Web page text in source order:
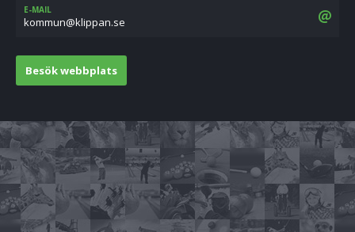
E-MAIL
es.nappilk@nummok
Besök webbplats